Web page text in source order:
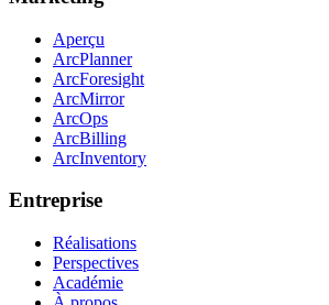
Aperçu
ArcPlanner
ArcForesight
ArcMirror
ArcOps
ArcBilling
ArcInventory
Entreprise
Réalisations
Perspectives
Académie